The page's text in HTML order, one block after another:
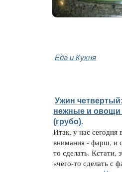
Еда и Кухня
Ужин
нежные и
(грубо).
Итак, у нас сегодня
внимания - фарш, и
то сделать. Кстати,
«чего-то сделать с